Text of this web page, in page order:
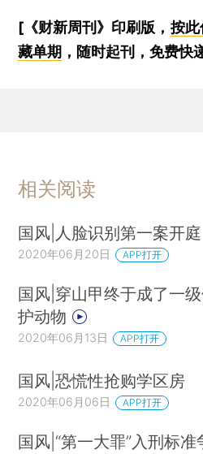
[《财新周刊》印刷版， 按此
藏单期 ，随时起刊，免费快
相关阅读
国风|人脸识别第一案开庭
2020年06月20日 APP打开
国风|穿山甲终于成了一
护动物
2020年06月13日 APP打开
国风|恐慌性抢购学区房
2020年06月06日 APP打开
国风|“第一大罪”入刑标准